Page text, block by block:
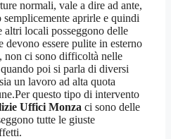
normali, vale a dire ad ante,
aprirle e quindi
locali posseggono delle
devono essere pulite in esterno
non ci sono difficoltà nelle
poi si parla di diversi
un lavoro ad alta quota
questo tipo di intervento
Uffici Monza ci sono delle
tutte le giuste